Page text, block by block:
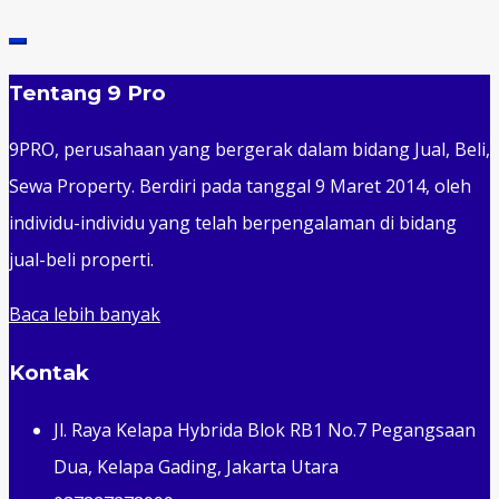
Tentang 9 Pro
9PRO, perusahaan yang bergerak dalam bidang Jual, Beli,
Sewa Property. Berdiri pada tanggal 9 Maret 2014, oleh
individu-individu yang telah berpengalaman di bidang
jual-beli properti.
Baca lebih banyak
Kontak
Jl. Raya Kelapa Hybrida Blok RB1 No.7 Pegangsaan
Dua, Kelapa Gading, Jakarta Utara